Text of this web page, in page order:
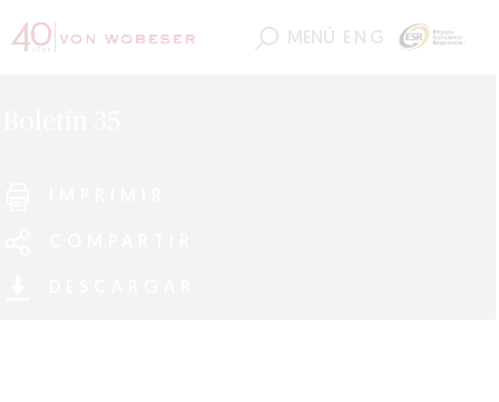
MENÚ ENG